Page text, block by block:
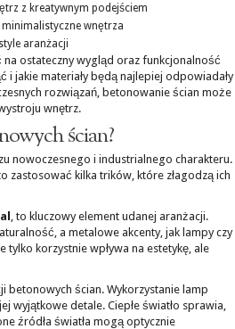
z kreatywnym podejściem
minimalistyczne wnętrza
aranżacji
ostateczny wygląd oraz funkcjonalność
jakie materiały będą najlepiej odpowiadały
rozwiązań, betonowanie ścian może
wnętrz.
ścian?
nowoczesnego i industrialnego charakteru.
zastosować kilka trików, które złagodzą ich
, to kluczowy element udanej aranżacji.
a metalowe akcenty, jak lampy czy
korzystnie wpływa na estetykę, ale
betonowych ścian. Wykorzystanie lamp
wyjątkowe detale. Ciepłe światło sprawia,
źródła światła mogą optycznie